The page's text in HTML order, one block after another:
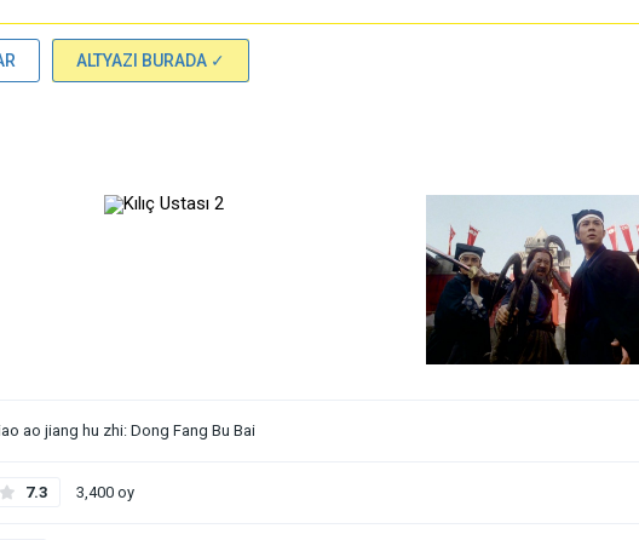
ALTYAZI BURADA ✓
ao jiang hu zhi: Dong Fang Bu Bai
7.3 3,400 oy